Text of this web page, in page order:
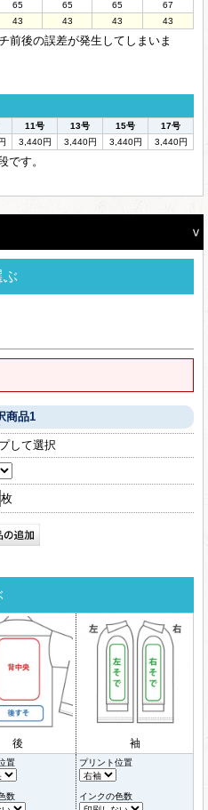
65 65 65
67
43 43 43 43
前後の誤差が発生してしまいま
11号 13号 15号
17号
3,440円 3,440円 3,440円 3,440円
です。
ぶ
商品1
して選択
枚
後 袖
置
数
プリント位置
インクの色数